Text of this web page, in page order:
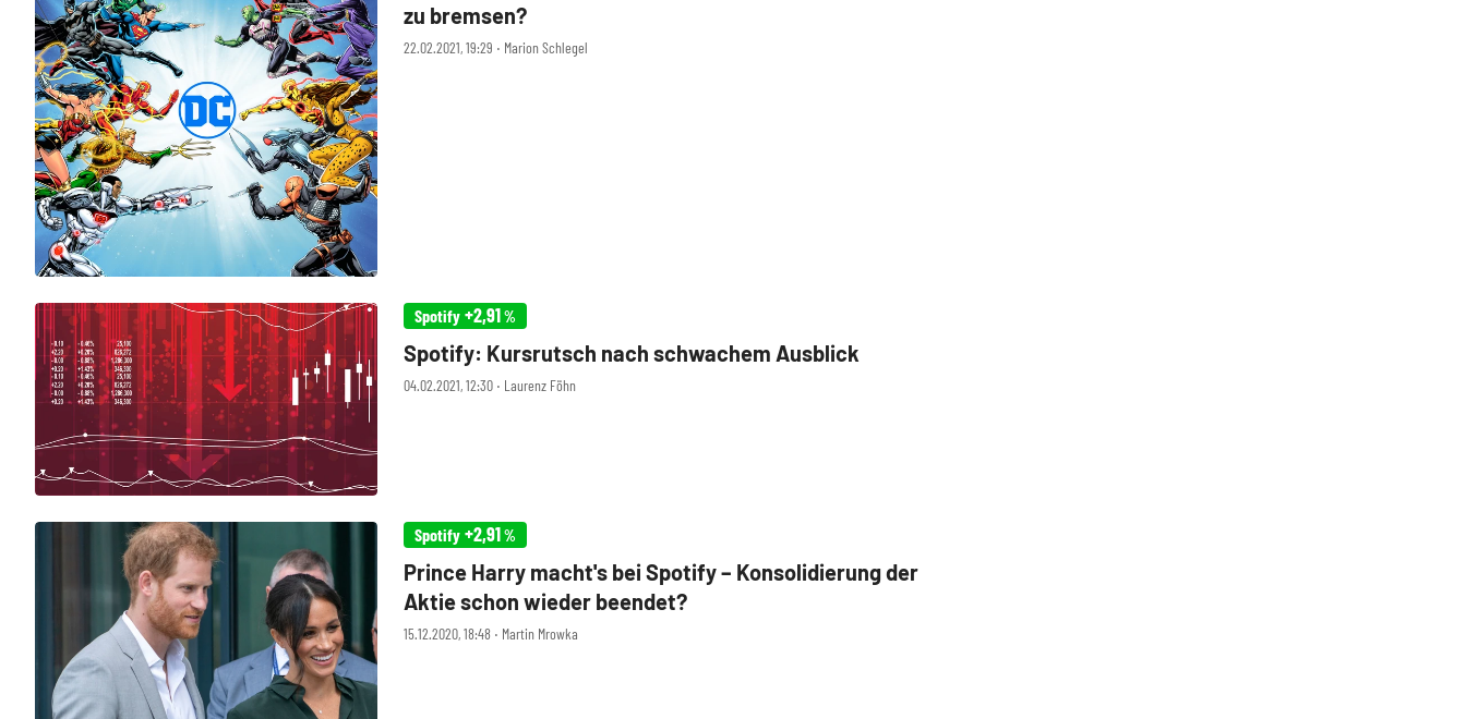
22.02.2021, 19:29 ‧ Marion Schlegel
zu bremsen?
Spotify +2,91%
04.02.2021, 12:30 ‧ Laurenz Föhn
Spotify: Kursrutsch nach schwachem Ausblick
Spotify +2,91%
15.12.2020, 18:48 ‧ Martin Mrowka
Prince Harry macht's bei Spotify – Konsolidierung der
Aktie schon wieder beendet?